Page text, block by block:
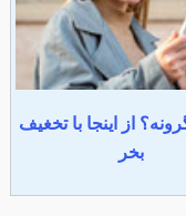
از اینجا با تخغیف
بخر